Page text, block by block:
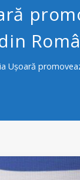
Ușoară